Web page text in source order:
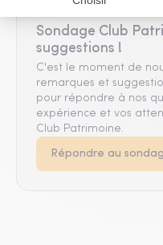
Sondage Club
suggestions !
C'est le moment de
remarques et
pour répondre à nos
expérience et vos
Club Patrimoine.
Répondre au